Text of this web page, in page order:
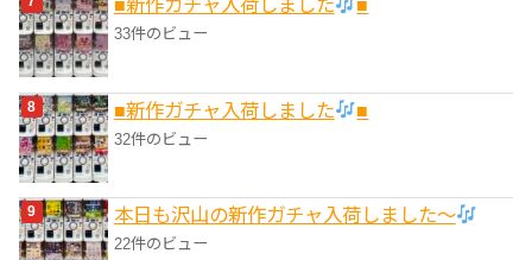
■新作ガチャ入荷しました ■
33件のビュー
■新作ガチャ入荷しました ■
32件のビュー
本日も沢山の新作ガチャ入荷しました〜
22件のビュー